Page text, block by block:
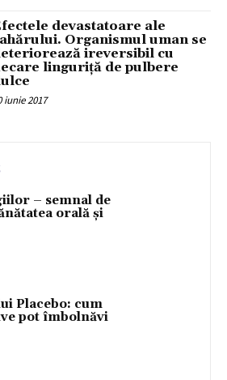
devastatoare ale
Organismul uman se
ireversibil cu
linguriță de pulbere
iunie 2017
– semnal de
orală și
Placebo: cum
pot îmbolnăvi